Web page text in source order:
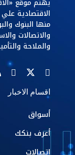
يهتم موقع
الاقتصادية
منها البنوك
والاتصالات
والملاحة
اقسام الاخبار
أسواق
أعرف بنكك
اتصالات